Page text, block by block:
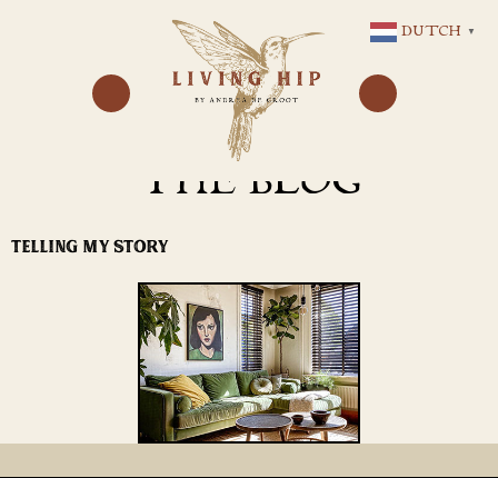
NAAR
DE
INHOUD
THE BLOG
TELLING MY STORY
DUTCH ▼